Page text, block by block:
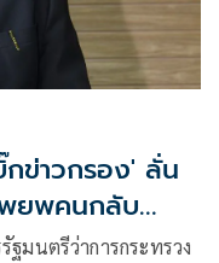
ข่าวกรอง' ลั่น
ยพคนกลับ
มนตรีว่าการกระทรวง